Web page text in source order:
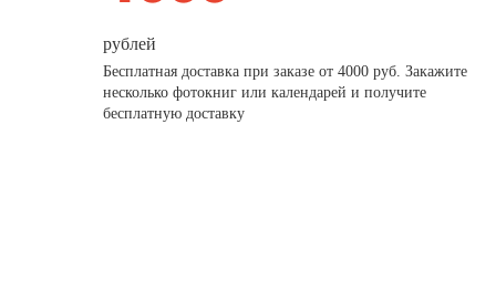
рублей
Бесплатная доставка при заказе от 4000 руб. Закажите
несколько фотокниг или календарей и получите
бесплатную доставку